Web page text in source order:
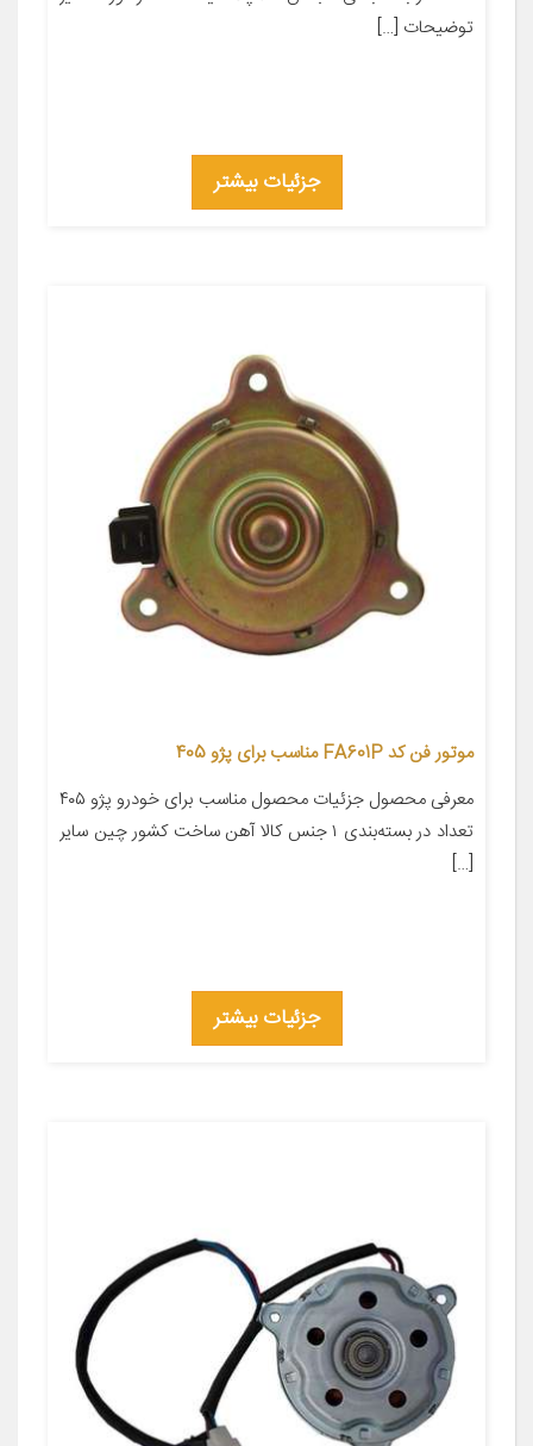
توضیحات […]
جزئیات بیشتر
موتور فن کد FA601P مناسب برای پژو 405
معرفی محصول جزئیات محصول مناسب برای خودرو پژو ۴۰۵
تعداد در بسته‌بندی ۱ جنس کالا آهن ساخت کشور چین سایر
[…]
جزئیات بیشتر